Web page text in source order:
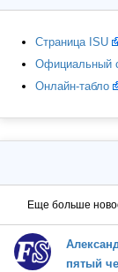
USA
CHN
Страница ISU
Официальный
Онлайн-табло
Еще больше
пятый